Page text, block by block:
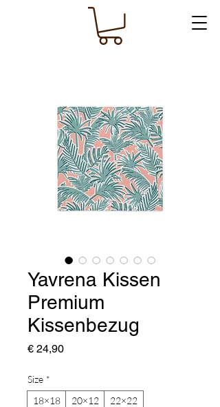
Yavrena Kissen
Premium
Kissenbezug
€ 24,90Preis
Size *
18×18
20×12 22×22